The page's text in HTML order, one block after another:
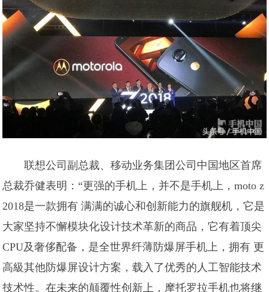
联想公司副总裁、移动业务集团公司中国地区首席
总裁乔健表明：“更强的手机上，并不是手机上，moto z
2018是一款拥有 满满的诚心和创新能力的旗舰机，它是
大家坚持不懈模块化设计技术革新的商品，它有着顶尖
CPU及奢侈配备，是全世界纤薄防爆屏手机上，拥有 更
高級其他防爆屏设计方案，载入了优秀的人工智能技术
技术性。在未来的颠覆性创新上，摩托罗拉手机也将继